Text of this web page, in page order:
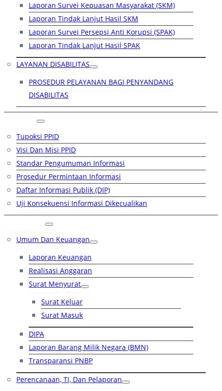
Laporan Survei Kepuasan Masyarakat (SKM)
Laporan Tindak Lanjut Hasil SKM
Laporan Survei Persepsi Anti Korupsi (SPAK)
Laporan Tindak Lanjut Hasil SPAK
LAYANAN DISABILITAS
PROSEDUR PELAYANAN BAGI PENYANDANG
DISABILITAS
Tupoksi PPID
Visi Dan Misi PPID
Standar Pengumuman Informasi
Prosedur Permintaan Informasi
Daftar Informasi Publik (DIP)
Uji Konsekuensi Informasi Dikecualikan
Umum Dan Keuangan
Laporan Keuangan
Realisasi Anggaran
Surat Menyurat
Surat Keluar
Surat Masuk
DIPA
Laporan Barang Milik Negara (BMN)
Transparansi PNBP
Perencanaan, TI, Dan Pelaporan